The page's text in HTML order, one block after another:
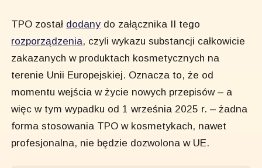
TPO został dodany do załącznika II tego
rozporządzenia, czyli wykazu substancji całkowicie
zakazanych w produktach kosmetycznych na
terenie Unii Europejskiej. Oznacza to, że od
momentu wejścia w życie nowych przepisów – a
więc w tym wypadku od 1 września 2025 r. – żadna
forma stosowania TPO w kosmetykach, nawet
profesjonalna, nie będzie dozwolona w UE.